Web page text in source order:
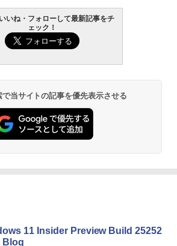
Amazon Kindle - 目に優しい、かさばら
ない、大きな画面で読みやすい、6週間持
書籍リーダー、ブラック、16GB、広告な
￥19,980
Kindle Paperwhite シグニチャーエディ
ション (32GB) 7インチディスプレイ、明
るさ自動調整、色調調節ライト、12週間
Amazon Kindle Colorsoft | 16GBストレ
ージ、防水、7インチカラーディスプレ
いね・フォローして最新記事をチ
ェック！
当サイトの記事を優先表示させる
11 Insider Preview Build 25252
Blog